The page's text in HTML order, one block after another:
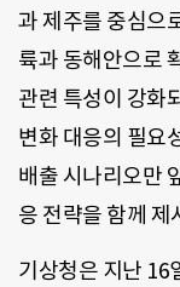
과 제주를 중심으
륙과 동해안으로
관련 특성이 강화
변화 대응의 필요
배출 시나리오만
응 전략을 함께 제
기상청은 지난 16